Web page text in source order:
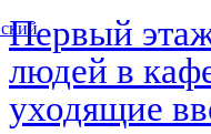
Первый
людей в
уходящие